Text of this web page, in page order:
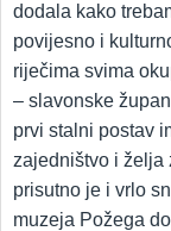
dodala kako
povijesno i
riječima svima
– slavonske
prvi stalni postav
zajedništvo i želja
prisutno je i vrlo
muzeja Požega